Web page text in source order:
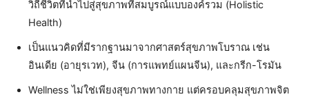
วิถีชีวิตที่นำไปสู่สุขภาพที่สมบูรณ์แบบองค์รวม (Holistic
Health)
เป็นแนวคิดที่มีรากฐานมาจากศาสตร์สุขภาพโบราณ เช่น
อินเดีย (อายุรเวท), จีน (การแพทย์แผนจีน), และกรีก-โรมัน
Wellness ไม่ใช่เพียงสุขภาพทางกาย แต่ครอบคลุมสุขภาพจิต